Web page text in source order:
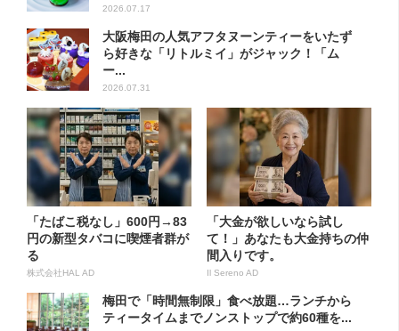
2026.07.17
大阪梅田の人気アフタヌーンティーをいたず
ら好きな「リトルミイ」がジャック！「ム
ー...
2026.07.31
「たばこ税なし」600円→83
円の新型タバコに喫煙者群が
る
株式会社HAL AD
「大金が欲しいなら試し
て！」あなたも大金持ちの仲
間入りです。
Il Sereno AD
梅田で「時間無制限」食べ放題…ランチから
ティータイムまでノンストップで約60種を...